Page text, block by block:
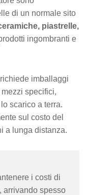
di un normale sito
piastrelle,
ingombranti e
imballaggi
specifici,
scarico a terra.
sul costo del
a lunga distanza.
i costi di
arrivando spesso